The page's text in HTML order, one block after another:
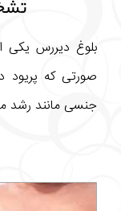
بلوغ دیررس یکی
صورتی که پریود
جنسی مانند رشد